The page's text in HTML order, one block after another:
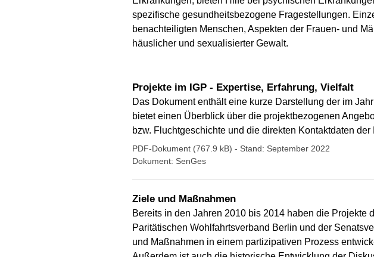
spezifische gesundheitsbezogene Fragestellungen.
benachteiligten Menschen, Aspekten der Frauen- und
häuslicher und sexualisierter Gewalt.
Projekte im IGP - Expertise, Erfahrung, Vielfalt
Das Dokument enthält eine kurze Darstellung der im
bietet einen Überblick über die projektbezogenen
bzw. Fluchtgeschichte und die direkten Kontaktdaten der
PDF-Dokument (767.9 kB)- Stand: September 2022
Dokument: SenGes
Ziele und Maßnahmen
Bereits in den Jahren 2010 bis 2014 haben die Projekte
Paritätischen Wohlfahrtsverband Berlin und der
und Maßnahmen in einem partizipativen Prozess